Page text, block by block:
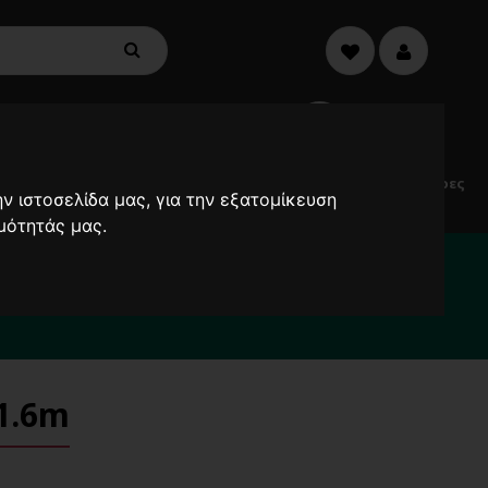
ιστοσελίδα μας, για την εξατομίκευση
μας.
Scooters
Ανεμιστήρες
!